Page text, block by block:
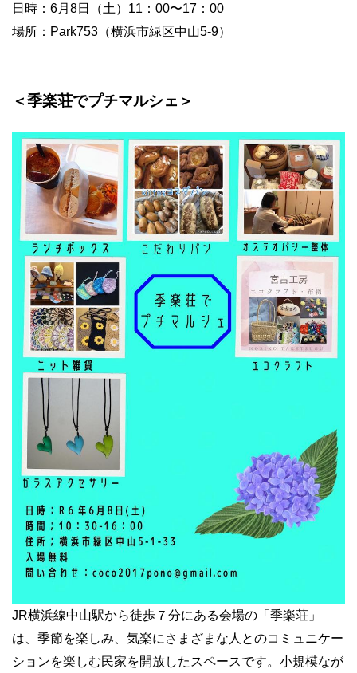
日時：6月8日（土）11：00〜17：00
場所：Park753（横浜市緑区中山5-9）
＜季楽荘でプチマルシェ＞
JR横浜線中山駅から徒歩７分にある会場の「季楽荘」
は、季節を楽しみ、気楽にさまざまな人とのコミュニケー
ションを楽しむ民家を開放したスペースです。小規模なが